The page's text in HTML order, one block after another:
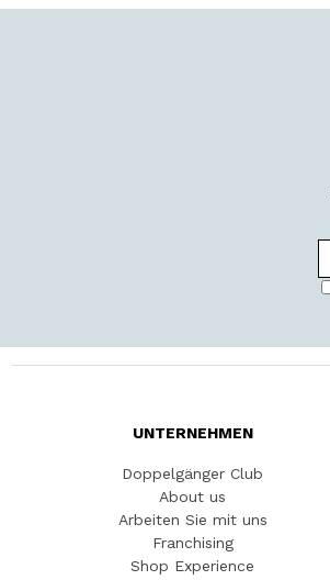
UNTERNEHMEN
Doppelgänger Club
About us
Arbeiten Sie mit uns
Franchising
Shop Experience